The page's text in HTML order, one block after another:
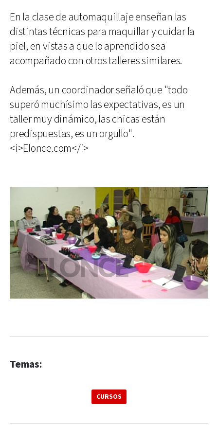
En la clase de automaquillaje enseñan las
distintas técnicas para maquillar y cuidar la
piel, en vistas a que lo aprendido sea
acompañado con otros talleres similares.
Además, un coordinador señaló que "todo
superó muchísimo las expectativas, es un
taller muy dinámico, las chicas están
predispuestas, es un orgullo".
<i>Elonce.com</i>
Temas:
CURSOS